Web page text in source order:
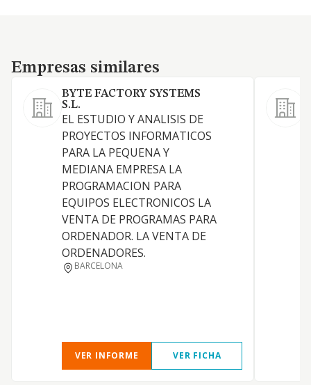
Empresas similares
Empresas similares
BYTE FACTORY SYSTEMS
S.L.
EL ESTUDIO Y ANALISIS DE
PROYECTOS INFORMATICOS
PARA LA PEQUENA Y
MEDIANA EMPRESA LA
PROGRAMACION PARA
EQUIPOS ELECTRONICOS LA
VENTA DE PROGRAMAS PARA
ORDENADOR. LA VENTA DE
ORDENADORES.
BARCELONA
VER INFORME VER FICHA